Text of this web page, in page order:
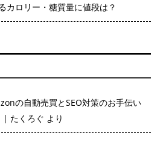
カロリー・糖質量に値段は？
の自動売買とSEO対策のお手伝い
| たくろぐ より